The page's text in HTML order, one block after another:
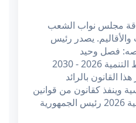
مجلس نواب الشعب
يصدر رئيس
نصه: فصل وحيد
تتم المصادقة على مخطط التنمية 2026 - 2030
القانون بالرائد
وينفذ كقانون من قوانين
الدولة. تونس في 20 جويلية 2026 رئيس الجمهورية